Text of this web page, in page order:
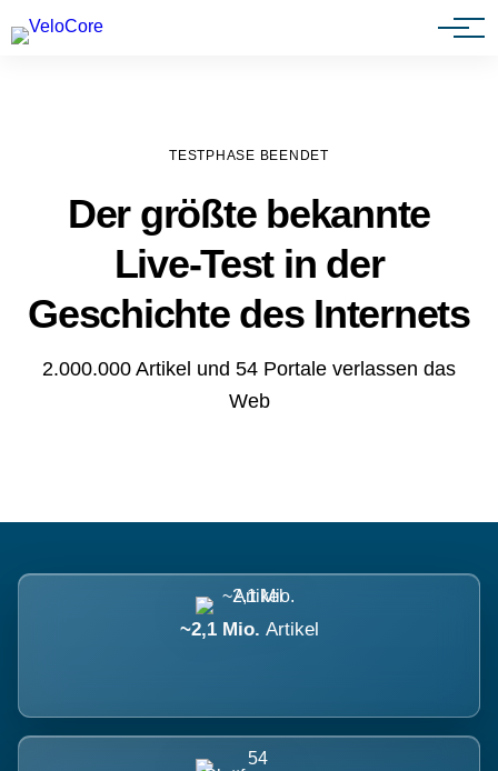
Agenturen & Webdesigner
TESTPHASE BEENDET
Der größte bekannte
Live-Test in der
Geschichte des Internets
2.000.000 Artikel und 54 Portale verlassen das
Web
~2,1 Mio. Artikel